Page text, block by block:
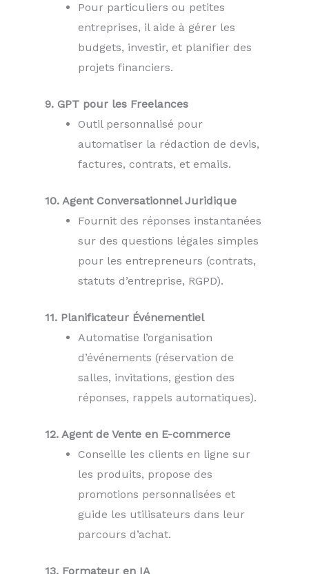
Pour particuliers ou petites
entreprises, il aide à gérer les
budgets, investir, et planifier des
projets financiers.
9. GPT pour les Freelances
Outil personnalisé pour
automatiser la rédaction de devis,
factures, contrats, et emails.
10. Agent Conversationnel Juridique
Fournit des réponses instantanées
sur des questions légales simples
pour les entrepreneurs (contrats,
statuts d’entreprise, RGPD).
11. Planificateur Événementiel
Automatise l’organisation
d’événements (réservation de
salles, invitations, gestion des
réponses, rappels automatiques).
12. Agent de Vente en E-commerce
Conseille les clients en ligne sur
les produits, propose des
promotions personnalisées et
guide les utilisateurs dans leur
parcours d’achat.
13. Formateur en IA